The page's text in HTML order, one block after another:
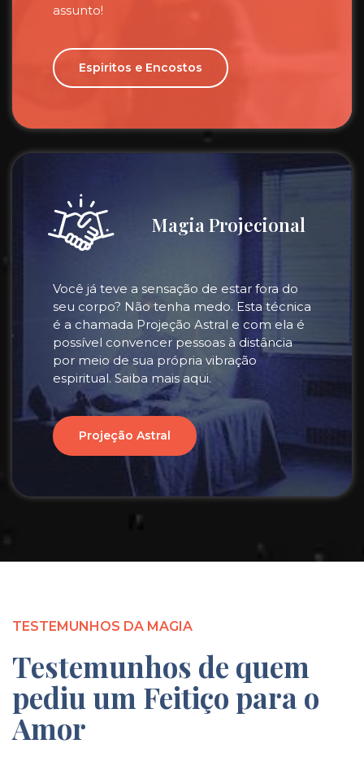
assunto!
Espiritos e Encostos
Magia Projecional
Você já teve a sensação de estar fora do
seu corpo? Não tenha medo. Esta técnica
é a chamada Projeção Astral e com ela é
possível convencer pessoas à distância
por meio de sua própria vibração
espiritual. Saiba mais aqui.
Projeção Astral
TESTEMUNHOS DA MAGIA
Testemunhos de quem
pediu um Feitiço para o
Amor